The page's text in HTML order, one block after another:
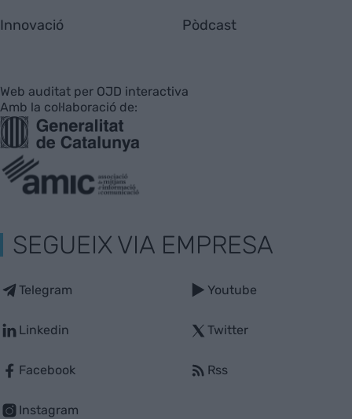
Innovació Pòdcast
Web auditat per OJD interactiva
Amb la col·laboració de:
SEGUEIX VIA EMPRESA
Telegram
Linkedin
Facebook
Instagram
Youtube
Twitter
Rss